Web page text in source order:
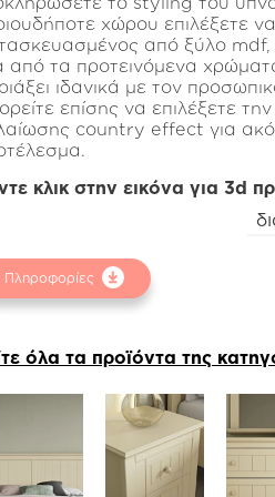
χώρου επιλέξετε
από ξύλο mdf,
από τα προτεινόμενα
ιδανικά με τον
επίσης να επιλέξετε
country effect για
κλικ στην εικόνα για 3d
τα υλικά που
που χρησιμοποιούνται
σπιτιού εσείς επιλέξετε.
για θα
χρηστικές γωνιές.
επισυναπτόμενο αρχείο pdf
τις διαστάσεις του
Πληροφορίες
όλα τα προϊόντα της